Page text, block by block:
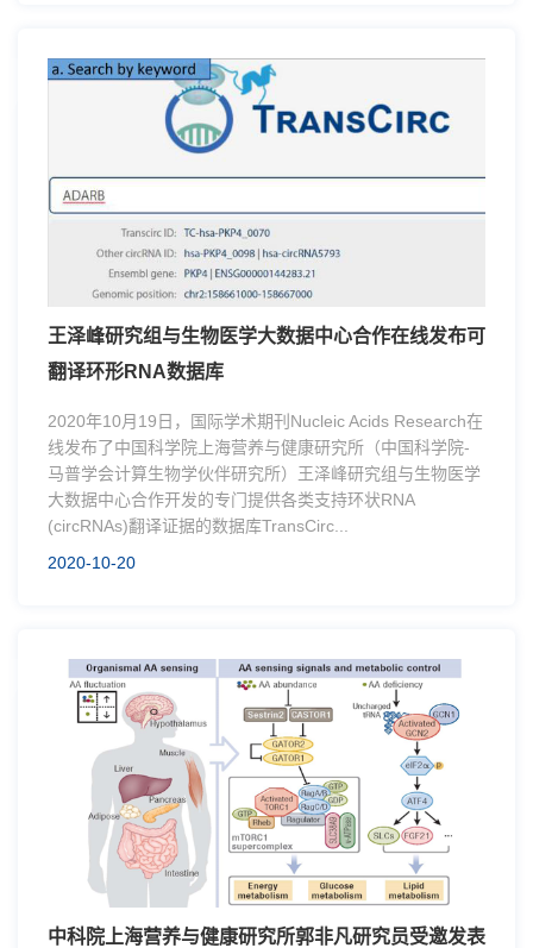
王泽峰研究组与生物医学大数据中心合作在线发布可
翻译环形RNA数据库
2020年10月19日，国际学术期刊Nucleic Acids Research在
线发布了中国科学院上海营养与健康研究所（中国科学院-
马普学会计算生物学伙伴研究所）王泽峰研究组与生物医学
大数据中心合作开发的专门提供各类支持环状RNA
(circRNAs)翻译证据的数据库TransCirc...
2020-10-20
中科院上海营养与健康研究所郭非凡研究员受邀发表